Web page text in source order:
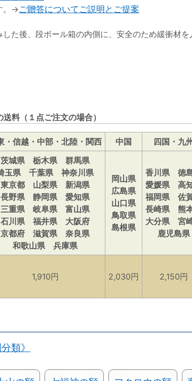
。→ご贈答についてご説明とご提案
た後、段ボール箱の内側に、安全のため緩衝材を
料（１点ご注文の場合）
・信越・中部・北陸・関西 中国 四国・九
茨城県 栃木県 群馬県
玉県 千葉県 神奈川県
東京都 山梨県 新潟県
長野県 静岡県 愛知県
三重県 岐阜県 富山県
石川県 福井県 大阪府
京都府 滋賀県 奈良県
和歌山県 兵庫県
岡山県
広島県
山口県
鳥取県
島根県
香川県 徳
愛媛県 高
福岡県 佐
長崎県 熊
大分県 宮
鹿児島県
1,910円 2,030円 2,150円
類》